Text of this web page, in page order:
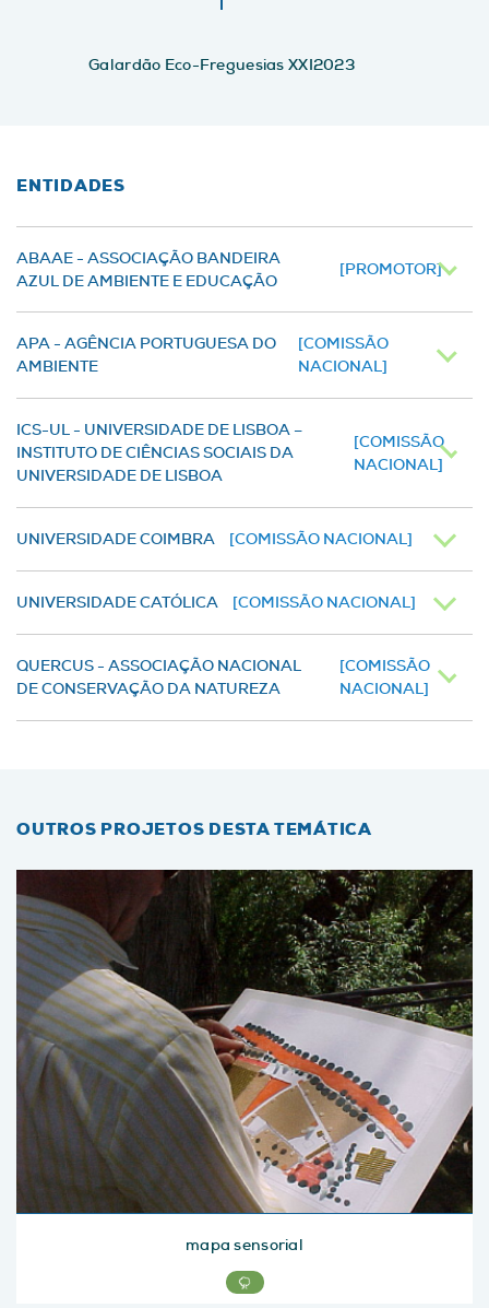
Galardão Eco-Freguesias XXI2023
ENTIDADES
ABAAE - ASSOCIAÇÃO BANDEIRA
AZUL DE AMBIENTE E EDUCAÇÃO
[PROMOTOR]
APA - AGÊNCIA PORTUGUESA DO
AMBIENTE
[COMISSÃO
NACIONAL]
ICS-UL - UNIVERSIDADE DE LISBOA –
INSTITUTO DE CIÊNCIAS SOCIAIS DA
UNIVERSIDADE DE LISBOA
[COMISSÃO
NACIONAL]
UNIVERSIDADE COIMBRA [COMISSÃO NACIONAL]
UNIVERSIDADE CATÓLICA [COMISSÃO NACIONAL]
QUERCUS - ASSOCIAÇÃO NACIONAL
DE CONSERVAÇÃO DA NATUREZA
[COMISSÃO
NACIONAL]
OUTROS PROJETOS DESTA TEMÁTICA
mapa sensorial